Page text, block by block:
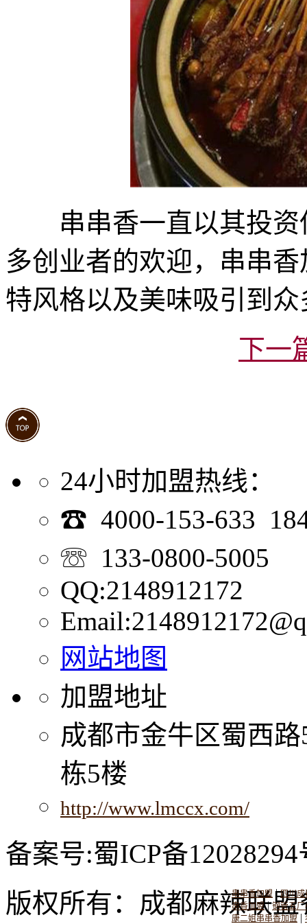
串串香一直以其投资
多创业者的欢迎，串串
特风格以及美味吸引到
下一
24小时加盟热线：
☎ 4000-153-633
☏ 133-0800-5005
QQ:2148912172
网站地图
加盟地址
成都市金牛区蜀西
栋5楼
http://www.lmccx.com/
串串香加盟 |四川成
串香加盟|钢管五厂
康二姐串串香加盟|
备案号:蜀ICP备12028294
版权所有：成都麻辣联